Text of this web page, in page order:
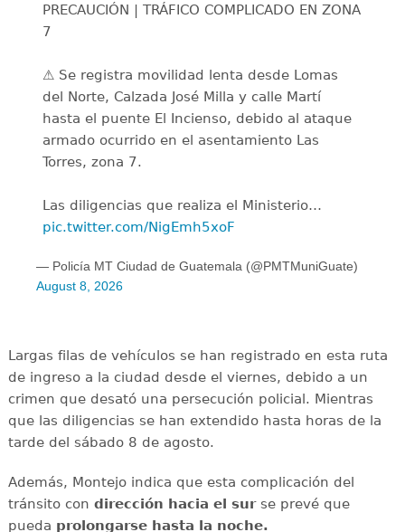
PRECAUCIÓN | TRÁFICO COMPLICADO EN ZONA
7
⚠️ Se registra movilidad lenta desde Lomas
del Norte, Calzada José Milla y calle Martí
hasta el puente El Incienso, debido al ataque
armado ocurrido en el asentamiento Las
Torres, zona 7.
Las diligencias que realiza el Ministerio…
pic.twitter.com/NigEmh5xoF
— Policía MT Ciudad de Guatemala (@PMTMuniGuate)
August 8, 2026
Largas filas de vehículos se han registrado en esta ruta
de ingreso a la ciudad desde el viernes, debido a un
crimen que desató una persecución policial. Mientras
que las diligencias se han extendido hasta horas de la
tarde del sábado 8 de agosto.
Además, Montejo indica que esta complicación del
tránsito con dirección hacia el surse prevé que
pueda prolongarse hasta la noche.